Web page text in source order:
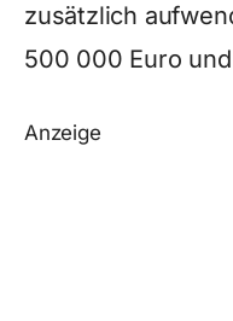
zusätzlich
500 000 Euro
Anzeige